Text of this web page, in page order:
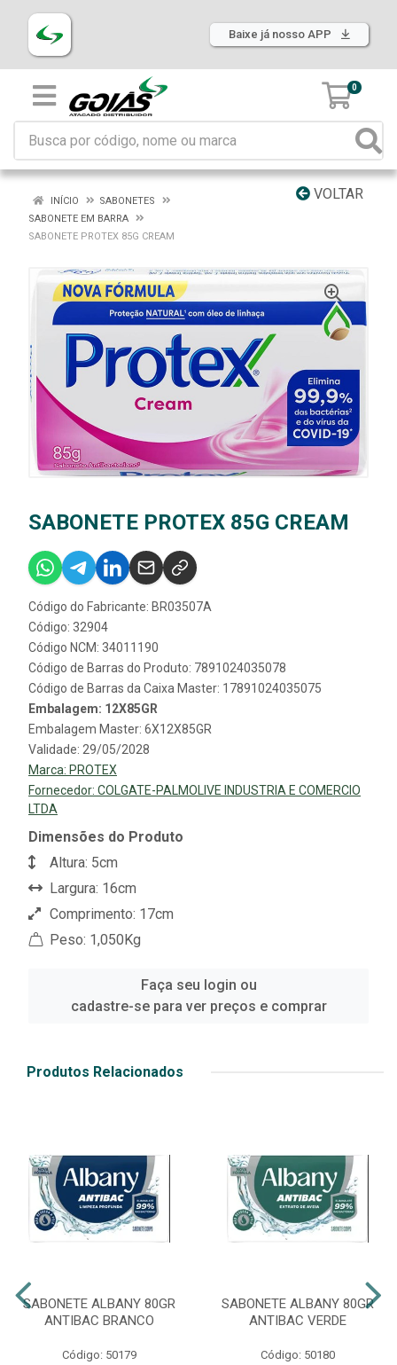
Baixe já nosso APP
0
VOLTAR
INÍCIO
SABONETES
SABONETE EM BARRA
SABONETE PROTEX 85G CREAM
SABONETE PROTEX 85G CREAM
Código do Fabricante: BR03507A
Código: 32904
Código NCM: 34011190
Código de Barras do Produto: 7891024035078
Código de Barras da Caixa Master: 17891024035075
Embalagem: 12X85GR
Embalagem Master: 6X12X85GR
Validade: 29/05/2028
Marca: PROTEX
Fornecedor: COLGATE-PALMOLIVE INDUSTRIA E COMERCIO
LTDA
Dimensões do Produto
Altura: 5cm
Largura: 16cm
Comprimento: 17cm
Peso: 1,050Kg
Faça seu login ou
cadastre-se para ver preços e comprar
Produtos Relacionados
SABONETE ALBANY 80GR
ANTIBAC BRANCO
Código: 50179
SABONETE ALBANY 80GR
ANTIBAC VERDE
Código: 50180